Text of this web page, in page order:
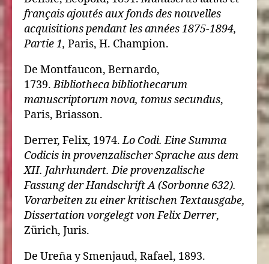
français ajoutés aux fonds des nouvelles
acquisitions pendant les années 1875-1894,
Partie 1, Paris, H. Champion.
De Montfaucon, Bernardo,
1739.Bibliotheca bibliothecarum
manuscriptorum nova, tomus secundus,
Paris, Briasson.
Derrer, Felix, 1974.Lo Codi. Eine Summa
Codicis in provenzalischer Sprache aus dem
XII. Jahrhundert. Die provenzalische
Fassung der Handschrift A (Sorbonne 632).
Vorarbeiten zu einer kritischen Textausgabe,
Dissertation vorgelegt von Felix Derrer,
Zürich, Juris.
De Ureña y Smenjaud, Rafael, 1893.